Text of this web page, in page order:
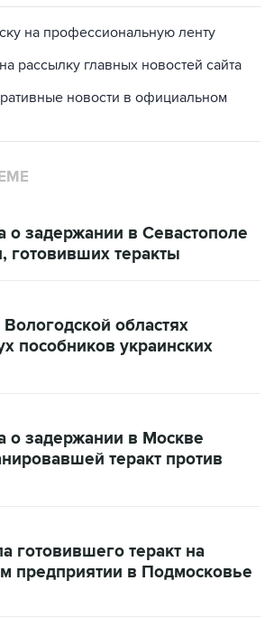
на профессиональную ленту
рассылку главных новостей сайта
новости в официальном
задержании в Севастополе
готовивших теракты
областях
пособников украинских
задержании в Москве
теракт против
готовившего теракт на
предприятии в Подмосковье